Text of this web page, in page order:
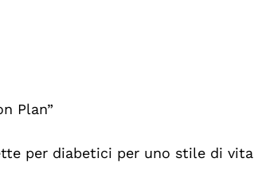
Plan”
per diabetici per uno stile di vita